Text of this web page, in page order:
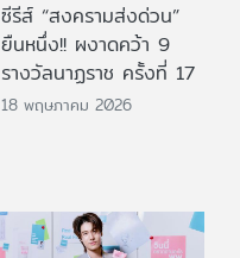
ซีรีส์ “สงครามส่งด่วน”
ยืนหนึ่ง!! ผงาดคว้า 9
รางวัลนาฏราช ครั้งที่ 17
18 พฤษภาคม 2026